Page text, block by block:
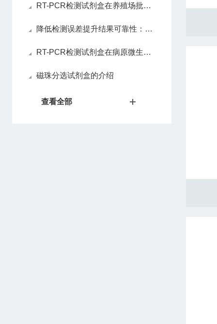
RT-PCR检测试剂盒在养殖场批量筛查中的实操效果验证
降低检测误差提升结果可靠性：RT-PCR检测试剂盒的样本处理、反应体系优化技巧全梳理
RT-PCR检测试剂盒在病原微生物快速鉴定中的核心应用与技术优势全解析
磁珠分选试剂盒的介绍
查看全部